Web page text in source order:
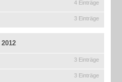
4 Einträge
3 Einträge
2012
3 Einträge
3 Einträge